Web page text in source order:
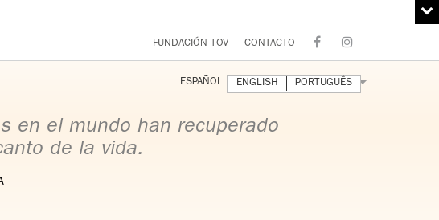
FUNDACIÓN TOV CONTACTO
en el mundo han recuperado
de la vida.
ESPAÑOL ENGLISH PORTUGUÊS